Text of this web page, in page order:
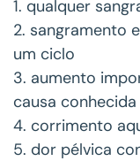
1. qualquer
2. sangramento
um ciclo
3. aumento
causa conhecida
4. corrimento
5. dor pélvica